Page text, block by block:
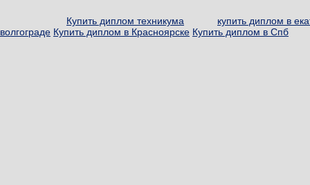
Купить диплом техникума
купить диплом в
волгограде Купить диплом в Красноярске Купить диплом в Спб